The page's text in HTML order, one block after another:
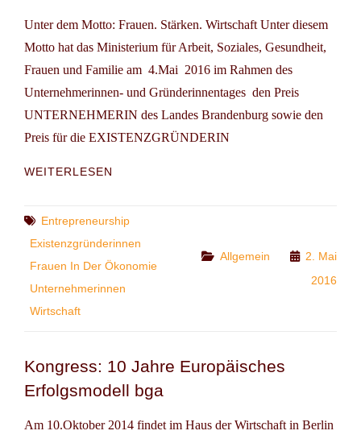
Unter dem Motto: Frauen. Stärken. Wirtschaft Unter diesem
Motto hat das Ministerium für Arbeit, Soziales, Gesundheit,
Frauen und Familie am 4.Mai 2016 im Rahmen des
Unternehmerinnen- und Gründerinnentages den Preis
UNTERNEHMERIN des Landes Brandenburg sowie den
Preis für die EXISTENZGRÜNDERIN
WEITERLESEN
UND
BRANDENBURG
Tags
Entrepreneurship
Existenzgründerinnen
Frauen In Der Ökonomie
Unternehmerinnen
Wirtschaft
Categories
Allgemein
2. Mai
2016
Kongress: 10 Jahre Europäisches
Erfolgsmodell bga
Am 10.Oktober 2014 findet im Haus der Wirtschaft in Berlin